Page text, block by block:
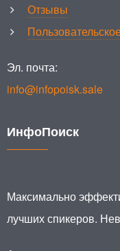
Отзывы
Эл. почта:
info@infopoisk.sale
ИнфоПоиск
Максимально
лучших спикеров.